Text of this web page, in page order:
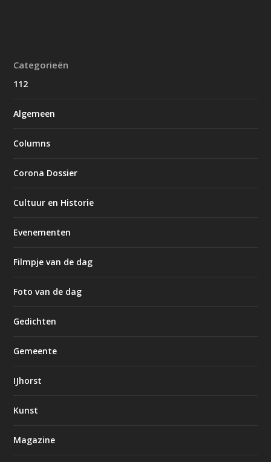
Categorieën
112
Algemeen
Columns
Corona Dossier
Cultuur en Historie
Evenementen
Filmpje van de dag
Foto van de dag
Gedichten
Gemeente
IJhorst
Kunst
Magazine